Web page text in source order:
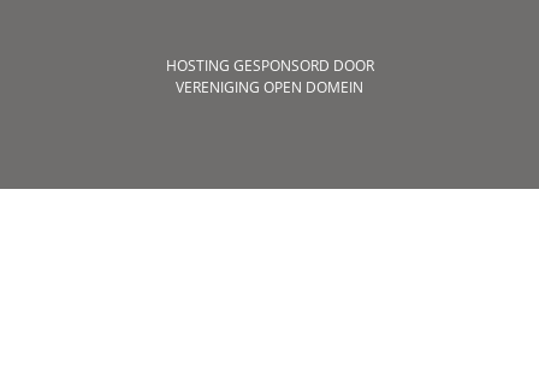
HOSTING GESPONSORD DOOR
VERENIGING OPEN DOMEIN